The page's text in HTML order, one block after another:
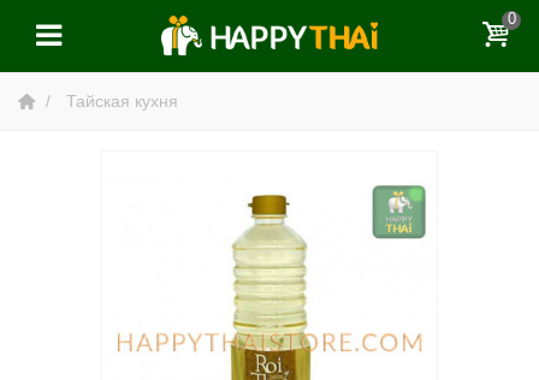
0
Тайская кухня